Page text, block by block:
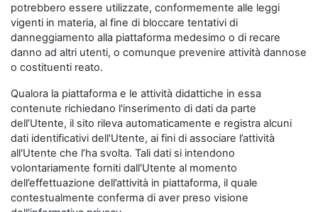
potrebbero essere utilizzate, conformemente alle leggi
vigenti in materia, al fine di bloccare tentativi di
danneggiamento alla piattaforma medesimo o di recare
danno ad altri utenti, o comunque prevenire attività dannose
o costituenti reato.
Qualora la piattaforma e le attività didattiche in essa
contenute richiedano l'inserimento di dati da parte
dell’Utente, il sito rileva automaticamente e registra alcuni
dati identificativi dell'Utente, ai fini di associare l’attività
all'Utente che l’ha svolta. Tali dati si intendono
volontariamente forniti dall'Utente al momento
dell’effettuazione dell’attività in piattaforma, il quale
contestualmente conferma di aver preso visione